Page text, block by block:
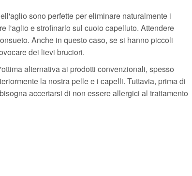
sono perfette per eliminare naturalmente i
l'aglio e strofinarlo sul cuoio capelluto. Attendere
Anche in questo caso, se si hanno piccoli
dei lievi bruciori.
alternativa ai prodotti convenzionali, spesso
la nostra pelle e i capelli. Tuttavia, prima di
accertarsi di non essere allergici al trattamento